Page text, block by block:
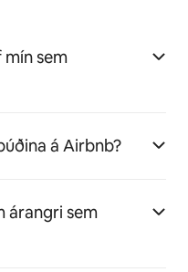
sem
á Airbnb?
árangri sem